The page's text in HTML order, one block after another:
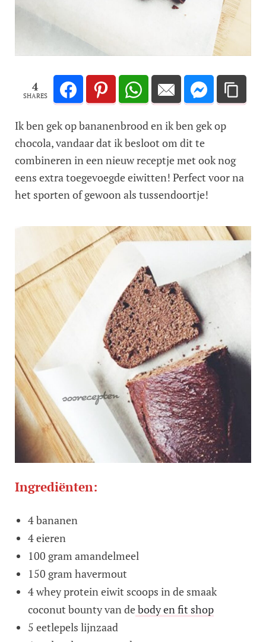
4
SHARES
Ik ben gek op bananenbrood en ik ben gek op
chocola, vandaar dat ik besloot om dit te
combineren in een nieuw receptje met ook nog
eens extra toegevoegde eiwitten! Perfect voor na
het sporten of gewoon als tussendoortje!
Ingrediënten:
4 bananen
4 eieren
100 gram amandelmeel
150 gram havermout
4 whey protein eiwit scoops in de smaak
coconut bounty van debody en fit shop
5 eetlepels lijnzaad